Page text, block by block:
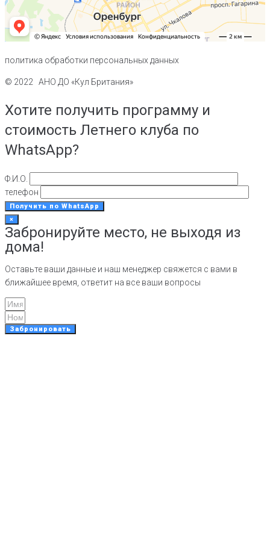
политика обработки персональных данных
© 2022 АНО ДО «Кул Британия»
Хотите получить программу и
стоимость Летнего клуба по
WhatsApp?
Ф.И.О.
телефон
×
Забронируйте место, не выходя из
дома!
Оставьте ваши данные и наш менеджер свяжется с вами в
ближайшее время, ответит на все ваши вопросы
Забронировать